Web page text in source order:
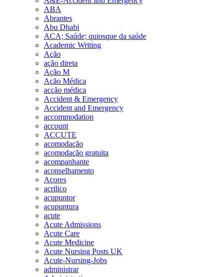
ABA
Abrantes
Abu Dhabi
ACA; Saúde; quiosque da saúde
Academic Writing
Ação
ação direta
Ação M
Ação Médica
acção médica
Accident & Emergency
Accident and Emergency
accommodation
account
ACCUTE
acomodação
acomodação gratuita
acompanhante
aconselhamento
Açores
acrilico
acupuntor
acupuntura
acute
Acute Admissions
Acute Care
Acute Medicine
Acute Nursing Posts UK
Acute-Nursing-Jobs
administrar